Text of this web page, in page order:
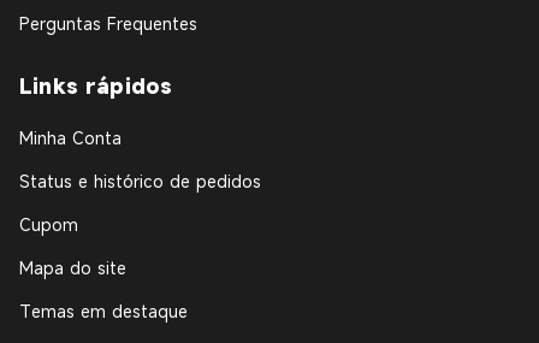
Perguntas Frequentes
Links rápidos
Minha Conta
Status e histórico de pedidos
Cupom
Mapa do site
Temas em destaque